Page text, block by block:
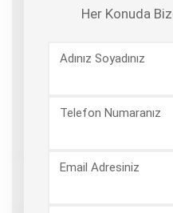
Her Konuda
Adınız Soyadınız
Telefon Numaranız
Email Adresiniz